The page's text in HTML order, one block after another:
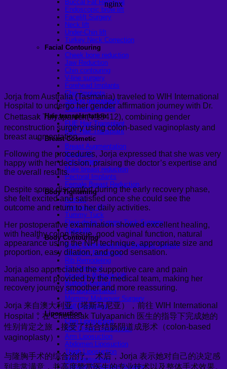
Buccal Fat Removal
Endoscopic brow lift
Facelift Surgery
Neck lift
Under-Chin lift
Turkey Neck Correction
Facial Contouring
Cheek bone reduction
Jaw Reduction
Chin contouring
V-line surgery
Forehead Implants
Chin Implants
Sliding genioplasty
Temporal Implant
Hair transplantation
FUE Hair Transplant
FUT Hair Transplant
Breast Cosmetic
Breast Augmentation
Breast lift
Top Surgery
Male breast reduction
Pectoral Implants
Female Breast Reduction
Body Tightening
Arm lift
Mon pubic lift
Tummy Tuck
Fleur-de-lis Tummy Tuck Surgery
Thigh lift
Body Contouring
Body Contouring After Bariatric Surgery
Shoulder Narrowing
Rib Remodeling
Rib Removal
Brazilian Buttock Lift
Buttock implant
Hip augmentation
Mommy Makeover Surgery
Calf Reduction
Liposuction
Chin Liposuction
Mid Cheek Liposuction
Arm Liposuction
Abdomen Liposuction
Thigh Liposuction
Hip Liposuction
Cellulite Reduction Surgery
Jorja from Australia (Tasmania) traveled to WIH International
Hospital to undergo her gender affirmation journey with Dr.
Chettasak Tulyapanich(ว.15412), combining gender
reconstruction surgery using colon-based vaginoplasty and
breast augmentation.
Following the procedures, Jorja expressed that she was very
happy with her decision, praising the doctor’s expertise and
the overall results.
Despite some discomfort during the early recovery phase,
she felt excited and satisfied once she could see the
outcome and return to her daily activities.
Her postoperative examination showed excellent healing,
with healthy colon tissue, good vaginal function, natural
appearance using the NPI technique, appropriate size and
proportion, easy dilation, and good sensation.
Jorja also appreciated the supportive care and pain
management provided by the medical team, making her
recovery journey smoother and more reassuring.
Jorja 来自澳大利亚（塔斯马尼亚），前往 WIH International
Hospital，在 Chettasak Tulyapanich 医生的指导下完成她的
性别肯定之旅，接受了结合结肠阴道成形术（colon-based
vaginoplasty）
与隆胸手术的综合治疗。 术后，Jorja 表示她对自己的决定感
到非常满意，并高度赞赏医生的专业技术以及整体手术效果。